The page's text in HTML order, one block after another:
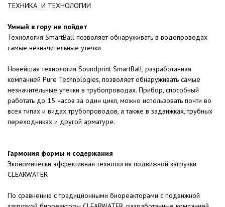
ТЕХНИКА И ТЕХНОЛОГИИ
Умный в гору не пойдет
Технология SmartBall позволяет обнаруживать в водопроводах
самые незначительные утечки
Новейшая технология Soundprint SmartBall, разработанная
компанией Pure Technologies, позволяет обнаруживать самые
незначительные утечки в трубопроводах. Прибор, способный
работать до 15 часов за один цикл, можно использовать почти во
всех типах и видах трубопроводов, а также в задвижках, трубных
переходниках и другой арматуре.
Гармония формы и содержания
Экономически эффективная технология подвижной загрузки
CLEARWATER
По сравнению с традиционными биореакторами с подвижной